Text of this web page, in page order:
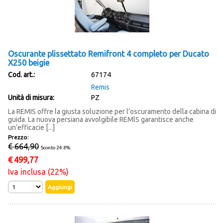
Oscurante plissettato Remifront 4 completo per Ducato
X250 beigie
Cod. art.:
67174
Remis
Unità di misura:
PZ
La REMIS offre la giusta soluzione per l’oscuramento della cabina di
guida. La nuova persiana avvolgibile REMlS garantisce anche
un’efficacie [...]
Prezzo:
€ 664,90 Sconto 24.8%
€ 499,77
Iva inclusa (22%)